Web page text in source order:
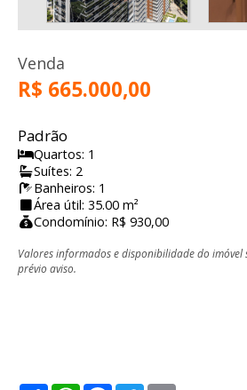
Venda
R$ 665.000,00
Padrão
Quartos: 1
Suítes: 2
Banheiros: 1
Área útil: 35.00 m²
Condomínio: R$ 930,00
Valores informados e disponibilidade do imóvel
prévio aviso.